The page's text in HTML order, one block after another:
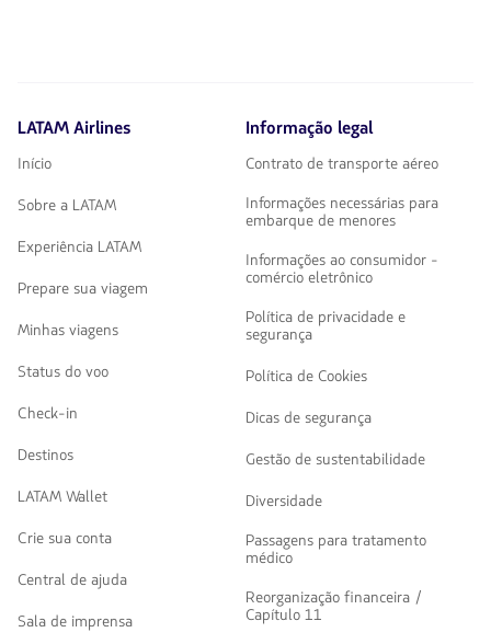
LATAM Airlines
Início
Sobre a LATAM
Experiência LATAM
Prepare sua viagem
Minhas viagens
Status do voo
Check-in
Destinos
LATAM Wallet
Crie sua conta
Central de ajuda
Sala de imprensa
Informação legal
Contrato de transporte aéreo
Informações necessárias para
embarque de menores
Informações ao consumidor -
comércio eletrônico
Política de privacidade e
segurança
Política de Cookies
Dicas de segurança
Gestão de sustentabilidade
Diversidade
Passagens para tratamento
médico
Reorganização financeira /
Capítulo 11